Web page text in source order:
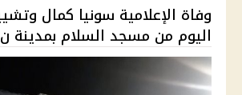
وفاة الإعلامية سونيا كمال
اليوم من مسجد السلام بمدينة